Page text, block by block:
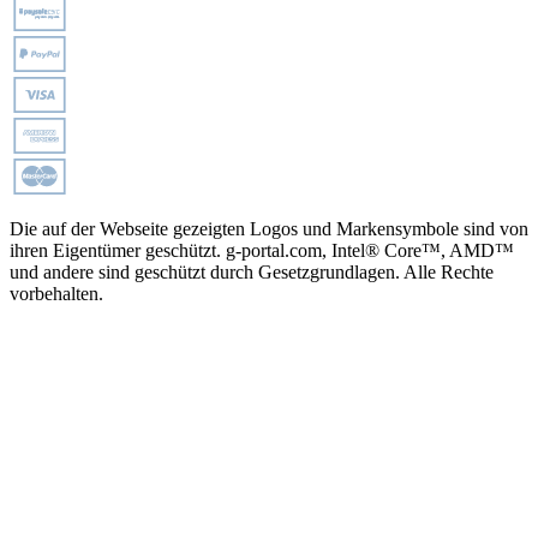
Die auf der Webseite gezeigten Logos und Markensymbole sind von
ihren Eigentümer geschützt. g-portal.com, Intel® Core™, AMD™
und andere sind geschützt durch Gesetzgrundlagen. Alle Rechte
vorbehalten.